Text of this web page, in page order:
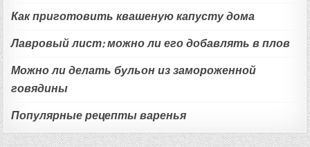
Как приготовить квашеную капусту дома
Лавровый лист: можно ли его добавлять в плов
Можно ли делать бульон из замороженной
говядины
Популярные рецепты варенья